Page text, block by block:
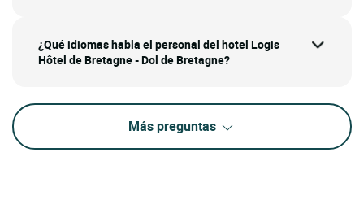
¿Qué idiomas habla el personal del hotel Logis
Hôtel de Bretagne - Dol de Bretagne?
Más preguntas